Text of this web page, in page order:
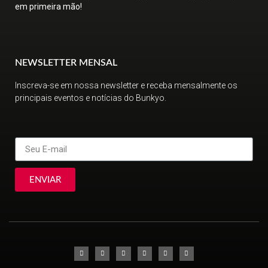
em primeira mão!
NEWSLETTER MENSAL
Inscreva-se em nossa newsletter e receba mensalmente os
principais eventos e notícias do Bunkyo.
ENVIAR